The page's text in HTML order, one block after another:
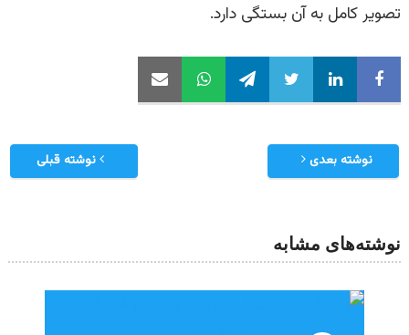
تصویر کامل به آن بستگی دارد.
نوشته قبلی نوشته بعدی
نوشته‌های مشابه